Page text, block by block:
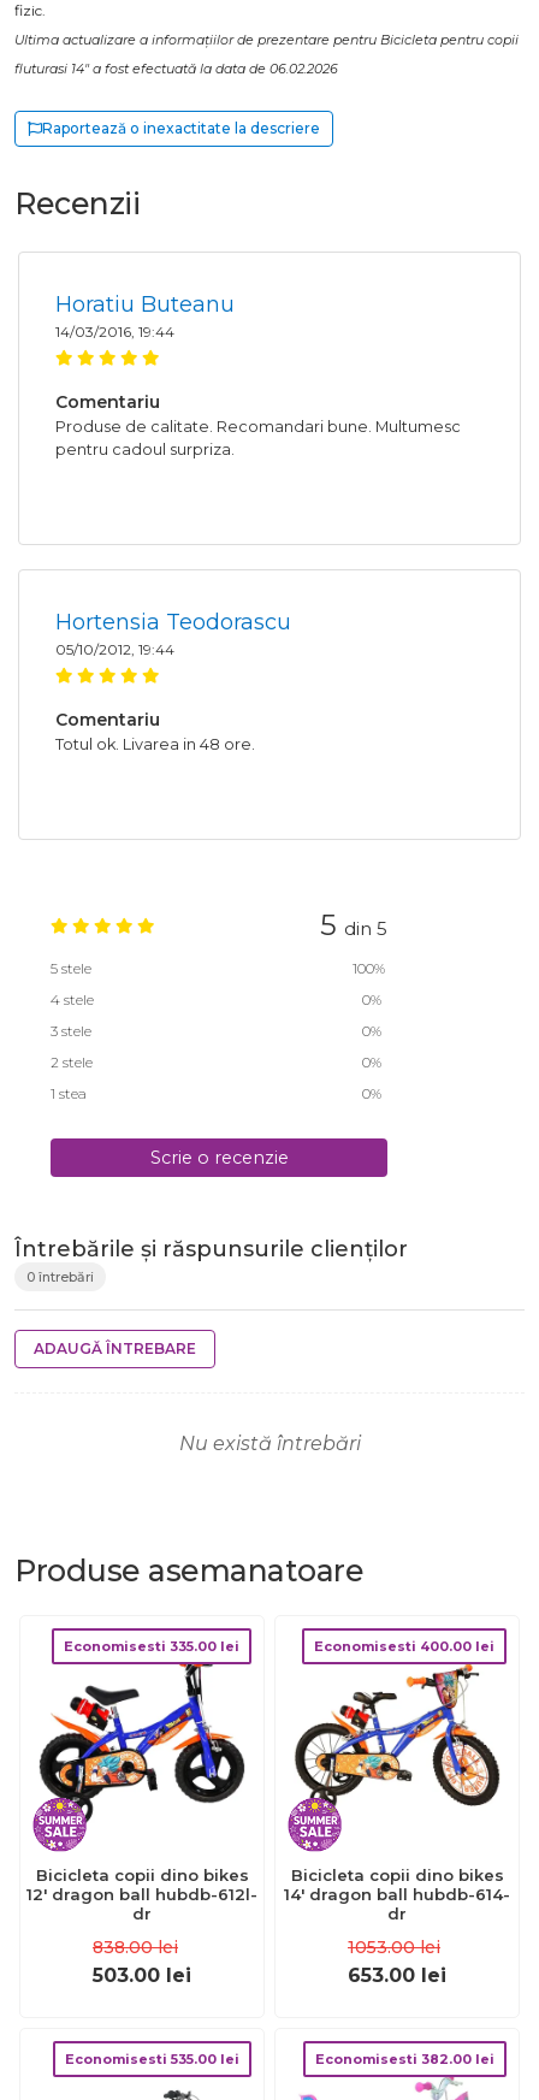
fizic.
Ultima actualizare a informațiilor de prezentare pentru Bicicleta pentru copii
fluturasi 14" a fost efectuată la data de 06.02.2026
Raportează o inexactitate la descriere
Recenzii
Horatiu Buteanu
14/03/2016, 19:44
Comentariu
Produse de calitate. Recomandari bune. Multumesc
pentru cadoul surpriza.
Hortensia Teodorascu
05/10/2012, 19:44
Comentariu
Totul ok. Livarea in 48 ore.
5 din 5
5 stele
100%
4 stele
0%
3 stele
0%
2 stele
0%
1 stea
0%
Scrie o recenzie
Întrebările și răspunsurile clienților
0 întrebări
ADAUGĂ ÎNTREBARE
Nu există întrebări
Produse asemanatoare
Economisesti 335.00 lei
Bicicleta copii dino bikes
12' dragon ball hubdb-612l-
dr
838.00 lei
503.00 lei
Economisesti 400.00 lei
Bicicleta copii dino bikes
14' dragon ball hubdb-614-
dr
1053.00 lei
653.00 lei
Economisesti 535.00 lei Economisesti 382.00 lei